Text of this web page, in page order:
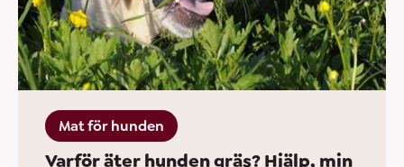
Mat för hunden
Varför äter hunden gräs? Hjälp, min